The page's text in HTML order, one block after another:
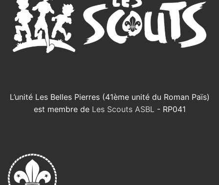
L’unité Les Belles Pierres (41ème unité du Roman Païs)
est membre de Les Scouts ASBL- RP041